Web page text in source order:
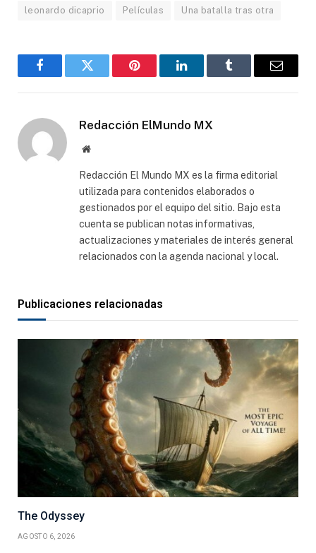
leonardo dicaprio Películas Una batalla tras otra
FacebookGorjeo Pinterest LinkedInTumblr
Correo
Redacción ElMundo MX
Sitio
Redacción El Mundo MX es la firma editorial
utilizada para contenidos elaborados o
gestionados por el equipo del sitio. Bajo esta
cuenta se publican notas informativas,
actualizaciones y materiales de interés general
relacionados con la agenda nacional y local.
Publicaciones relacionadas
The Odyssey
AGOSTO 6, 2026